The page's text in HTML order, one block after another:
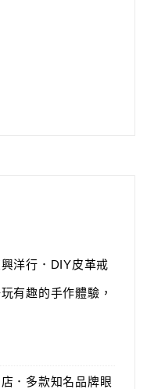
洋行．DIY皮革戒
有趣的手作體驗，
．多款知名品牌眼